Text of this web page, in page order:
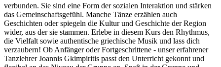
verbunden. Sie sind eine Form der sozialen Interaktion und stärken
das Gemeinschaftsgefühl. Manche Tänze erzählen auch
Geschichten oder spiegeln die Kultur und Geschichte der Region
wider, aus der sie stammen. Erlebe in diesem Kurs den Rhythmus,
die Vielfalt sowie authentische griechische Musik und lass dich
verzaubern! Ob Anfänger oder Fortgeschrittene - unser erfahrener
Tanzlehrer Joannis Gkimpiritis passt den Unterricht gekonnt und